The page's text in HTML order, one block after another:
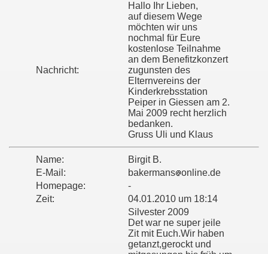
Nachricht:
Hallo Ihr Lieben,
auf diesem Wege
möchten wir uns
nochmal für Eure
kostenlose Teilnahme
an dem Benefitzkonzert
zugunsten des
Elternvereins der
Kinderkrebsstation
Peiper in Giessen am 2.
Mai 2009 recht herzlich
bedanken.
Gruss Uli und Klaus
Name:
Birgit B.
E-Mail:
bakermans online.de
Homepage:
-
Zeit:
04.01.2010 um 18:14
Silvester 2009
Det war ne super jeile
Zit mit Euch.Wir haben
getanzt,gerockt und